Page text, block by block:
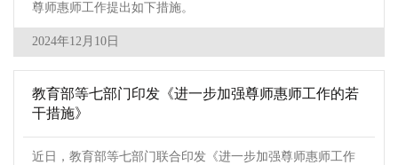
尊师惠师工作提出如下措施。
2024年12月10日
教育部等七部门印发《进一步加强尊师惠师工作的若
干措施》
近日，教育部等七部门联合印发《进一步加强尊师惠师工作